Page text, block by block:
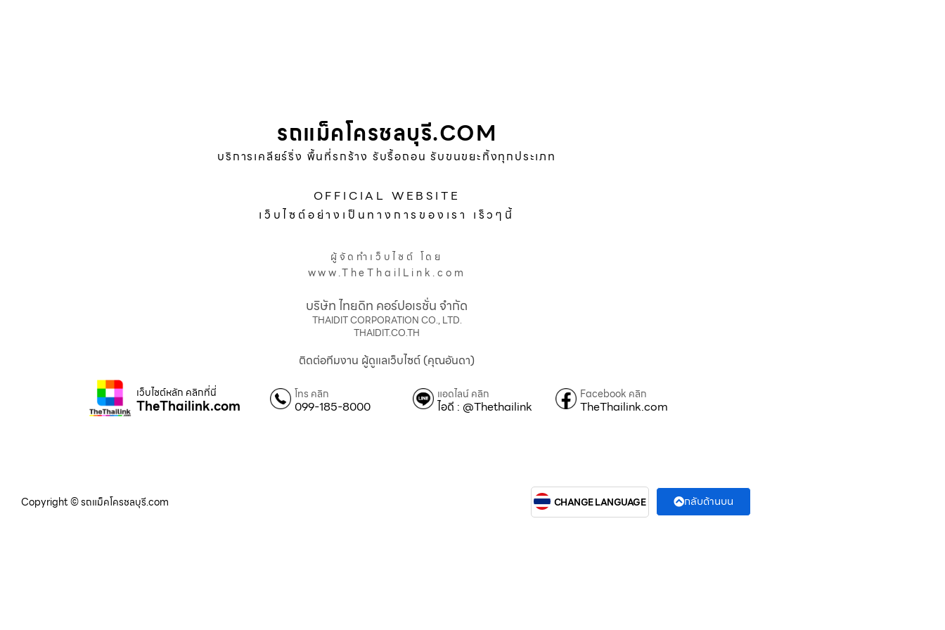
รถแม็คโครชลบุรี.COM
บริการเคลียร์ริ่ง พื้นที่รกร้าง รับรื้อถอน รับขนขยะทิ้งทุกประเภท
OFFICIAL WEBSITE
เว็บไซต์อย่างเป็นทางการของเรา เร็วๆนี้
ผู้จัดทำเว็บไซต์ โดย
www.TheThailLink.com
บริษัท ไทยดิท คอร์ปอเรชั่น จำกัด
THAIDIT CORPORATION CO., LTD.
THAIDIT.CO.TH
ติดต่อทีมงาน ผู้ดูแลเว็บไซต์ (คุณอันดา)
เว็บไซต์หลัก คลิกที่นี่
TheThailink.com
โทร คลิก
099-185-8000
แอดไลน์ คลิก
ไอดี : @Thethailink
Facebook คลิก
TheThailink.com
Copyright © รถแม็คโครชลบุรี.com CHANGE LANGUAGE กลับด้านบน